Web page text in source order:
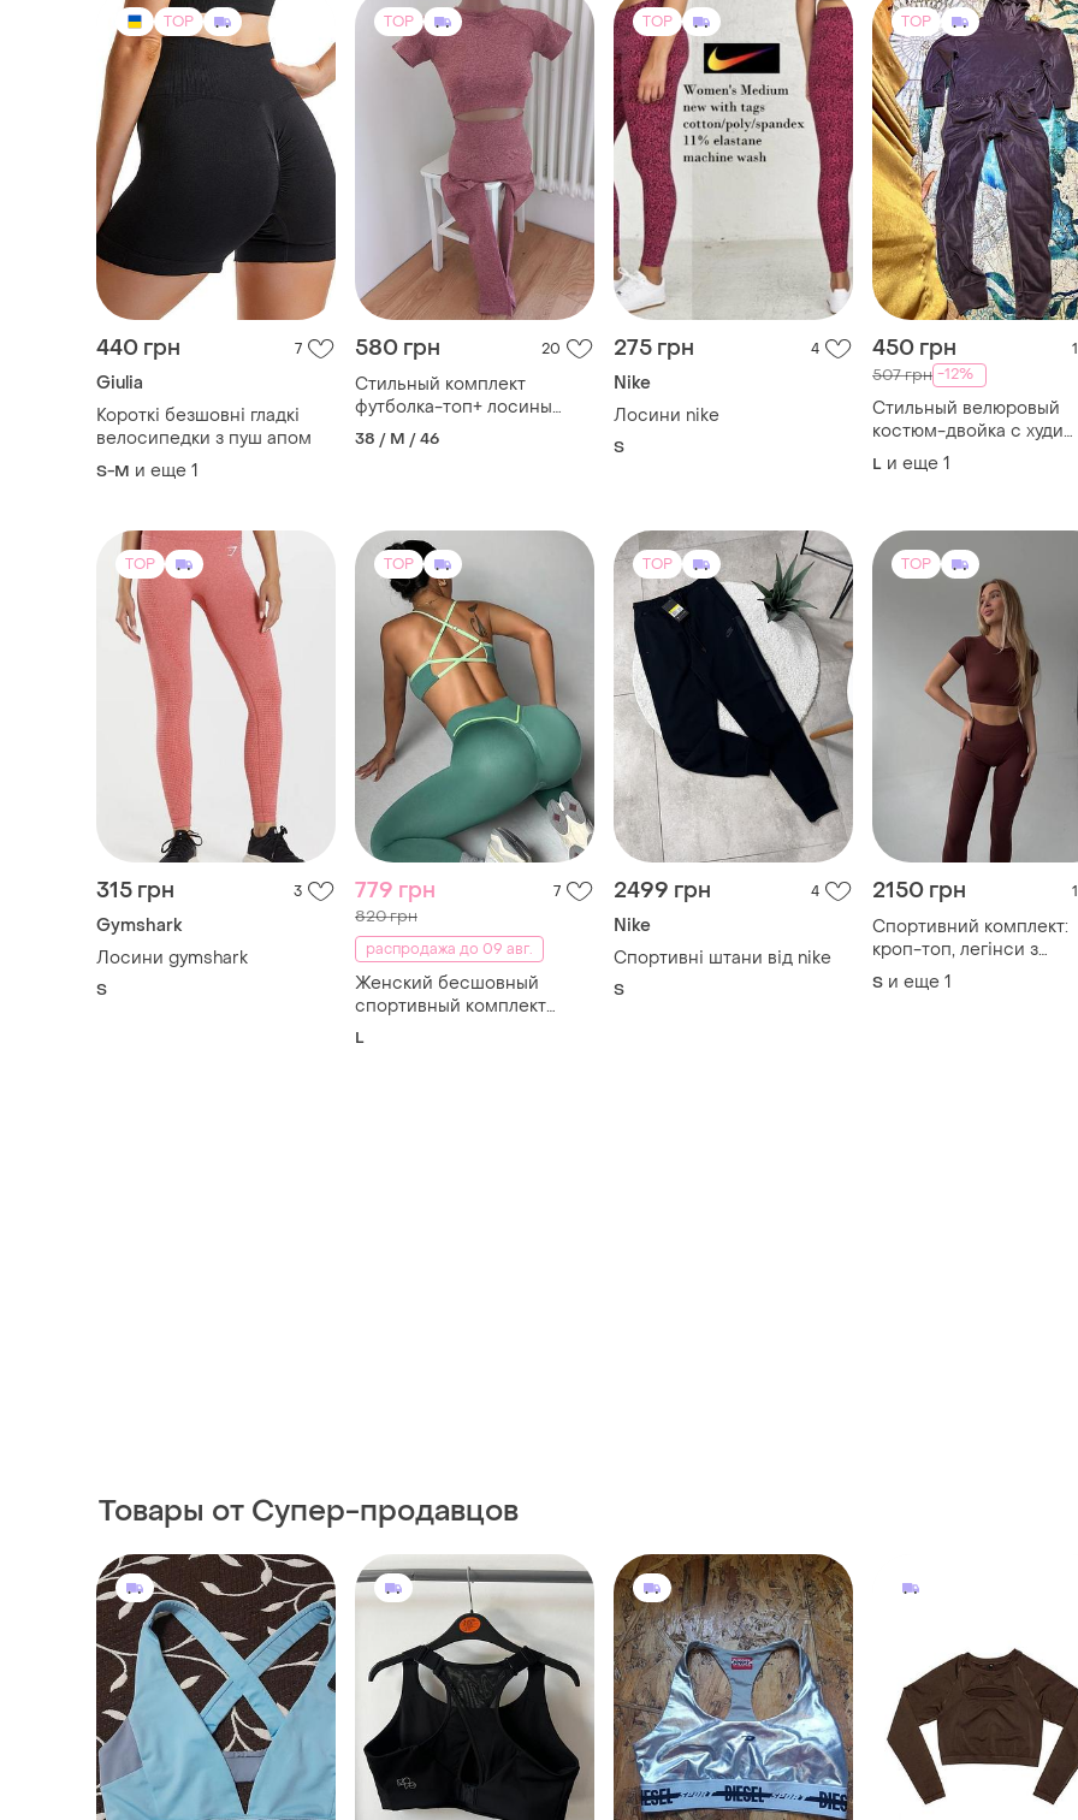
TOP
440 грн 7
Giulia
Короткі безшовні гладкі
велосипедки з пуш апом
S-M и еще 1
TOP
580 грн 20
Стильный комплект
футболка-топ+ лосины
леггинсы высокая посадка
с утяжкой для занятий
38 / M / 46
TOP
275 грн 4
Nike
Лосини nike
S
TOP
450 грн 1
507 грн -12%
Стильный велюровый
костюм-двойка с худи
(глубокий сливово-
фиолетовый цвет)
L и еще 1
TOP
315 грн 3
Gymshark
Лосини gymshark
S
TOP
779 грн 7
820 грн
распродажа до 09 авг.
Женский бесшовный
спортивный комплект
светло-зеленый топ и
L
TOP
2499 грн 4
Nike
Спортивні штани від nike
S
TOP
2150 грн 1
Спортивний комплект:
кроп-топ, легінси з
декоративними швами
S и еще 1
Товары от Супер-продавцов